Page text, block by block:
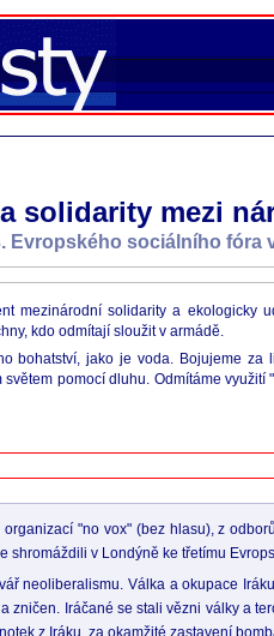
solidarity mezi
Evropského sociálního fóra
mezinárodní solidarity a
kdo odmítají sloužit v armádě.
bohatství, jako je voda. Bojujeme
pomocí dluhu. Odmítáme
"no vox" (bez hlasu), z
shromáždili v Londýně ke třetímu
neoliberalismu. Válka a okupace
zničen. Iráčané se stali vězni války a
z Iráku, za okamžité zastavení